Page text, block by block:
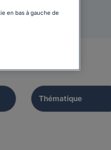
en bas à gauche de